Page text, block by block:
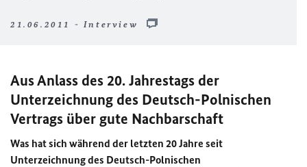
21.06.2011 - Interview
Aus Anlass des 20. Jahrestags der
Unterzeichnung des Deutsch-Polnischen
Vertrags über gute Nachbarschaft
Was hat sich während der letzten 20 Jahre seit
Unterzeichnung des Deutsch-Polnischen